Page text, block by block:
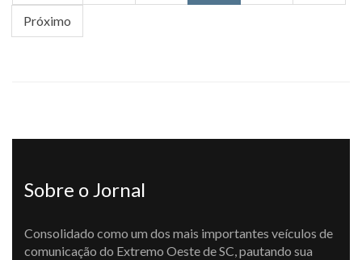
Próximo
Sobre o Jornal
Consolidado como um dos mais importantes veículos de
comunicação do Extremo Oeste de SC, pautando sua